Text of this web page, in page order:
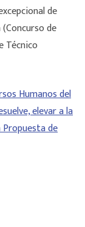
de
de
Técnico
Humanos del
elevar a la
Propuesta de